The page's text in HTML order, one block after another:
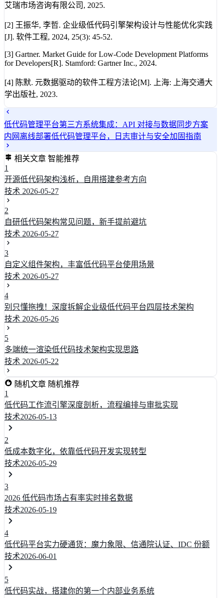
艾瑞市场咨询有限公司, 2025.
[2] 王振华, 李哲. 企业级低代码引擎架构设计与性能优化实践
[J]. 软件工程, 2024, 25(3): 45-52.
[3] Gartner. Market Guide for Low-Code Development Platforms
for Developers[R]. Stamford: Gartner Inc., 2024.
[4] 陈默. 元数据驱动的软件工程方法论[M]. 上海: 上海交通大
学出版社, 2023.
低代码管理平台第三方系统集成：API 对接与数据同步方案
内网离线部署低代码管理平台，日志审计与安全加固指南
相关文章 智能推荐
1
开源低代码架构浅析，自用搭建参考方向
技术 2026-05-27
2
自研低代码架构常见问题，新手提前避坑
技术 2026-05-27
3
自定义组件架构，丰富低代码平台使用场景
技术 2026-05-27
4
别只懂拖拽！深度拆解企业级低代码平台四层技术架构
技术 2026-05-26
5
多端统一渲染低代码技术架构实现思路
技术 2026-05-22
随机文章 随机推荐
1
低代码工作流引擎深度剖析，流程编排与审批实现
技术2026-05-13
2
低成本数字化，依靠低代码开发实现转型
技术2026-05-29
3
2026 低代码市场占有率实时排名数据
技术2026-05-19
4
低代码平台实力硬通货：魔力象限、信通院认证、IDC 份额
技术2026-06-01
5
低代码实战，搭建你的第一个内部业务系统